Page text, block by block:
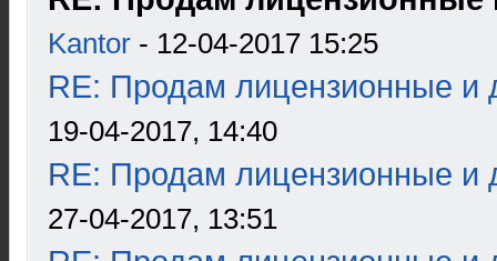
Kantor - 12-04-2017 15:25
RE: Продам лицензионные и
19-04-2017, 14:40
RE: Продам лицензионные и
27-04-2017, 13:51